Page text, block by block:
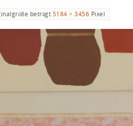
beträgt 5184 × 3456 Pixel